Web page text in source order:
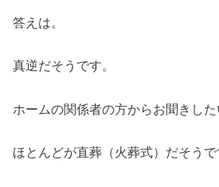
答えは。
真逆だそうです。
ホームの関係者の方からお聞きし
ほとんどが直葬（火葬式）だそうで